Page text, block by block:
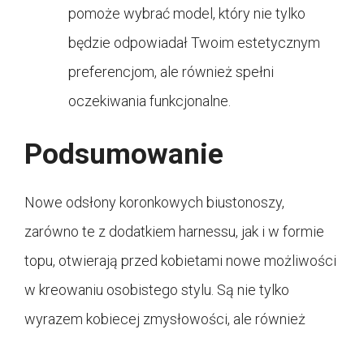
pomoże wybrać model, który nie tylko
będzie odpowiadał Twoim estetycznym
preferencjom, ale również spełni
oczekiwania funkcjonalne.
Podsumowanie
Nowe odsłony koronkowych biustonoszy,
zarówno te z dodatkiem harnessu, jak i w formie
topu, otwierają przed kobietami nowe możliwości
w kreowaniu osobistego stylu. Są nie tylko
wyrazem kobiecej zmysłowości, ale również